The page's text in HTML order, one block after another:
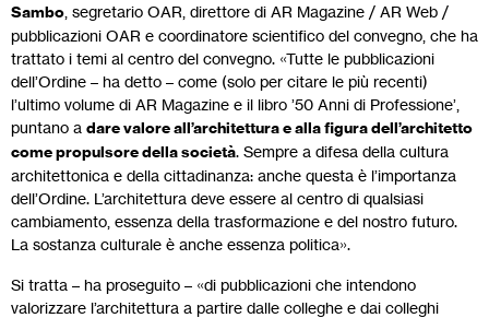
Sambo , segretario OAR, direttore di AR Magazine / AR Web /
pubblicazioni OAR e coordinatore scientifico del convegno, che ha
trattato i temi al centro del convegno. «Tutte le pubblicazioni
dell’Ordine – ha detto – come (solo per citare le più recenti)
l’ultimo volume di AR Magazine e il libro ’50 Anni di Professione’,
puntano a dare valore all’architettura e alla figura dell’architetto
come propulsore della società. Sempre a difesa della cultura
architettonica e della cittadinanza: anche questa è l’importanza
dell’Ordine. L’architettura deve essere al centro di qualsiasi
cambiamento, essenza della trasformazione e del nostro futuro.
La sostanza culturale è anche essenza politica».
Si tratta – ha proseguito – «di pubblicazioni che intendono
valorizzare l’architettura a partire dalle colleghe e dai colleghi